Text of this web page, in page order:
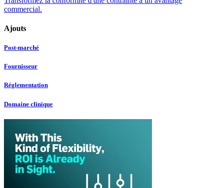
commercial.
Ajouts
Post-marché
Fournisseur
Réglementation
Domaine clinique